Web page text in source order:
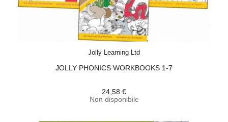
Jolly Learning Ltd
JOLLY PHONICS WORKBOOKS 1-7
24,58 €
Non disponibile